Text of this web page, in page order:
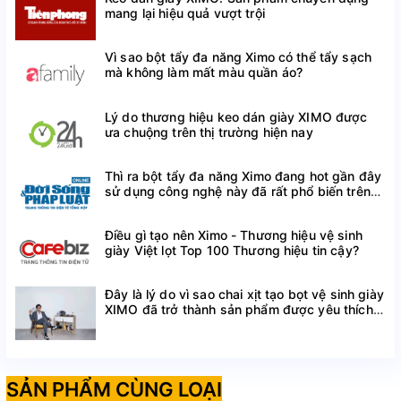
tổn thương cho chất liệu giày, đồng thời giúp thông
năng hút ẩm mạnh mẽ, giúp giày chống nấm mốc.
Phục hồi nếp nhăn trên giày: Khi được cố định bởi
shoe tree, các nếp nhăn, nếp gấp trên giày sẽ được
hạn chế nhất có thể.
HƯỚNG DẪN SỬ DỤNG
Shoe Tree để phù hợp với kích thước giày.
BƯỚC 3: Nhấn xuống phần đuôi của Shoe Tree để
mang lại hiệu quả vượt trội
Vì sao bột tẩy đa năng Ximo có thể tẩy sạch
mà không làm mất màu quần áo?
Lý do thương hiệu keo dán giày XIMO được
ưa chuộng trên thị trường hiện nay
Thì ra bột tẩy đa năng Ximo đang hot gần đây
sử dụng công nghệ này đã rất phổ biến trên
Điều gì tạo nên Ximo - Thương hiệu vệ sinh
giày Việt lọt Top 100 Thương hiệu tin cậy?
Đây là lý do vì sao chai xịt tạo bọt vệ sinh giày
XIMO đã trở thành sản phẩm được yêu thích
SẢN PHẨM CÙNG LOẠI